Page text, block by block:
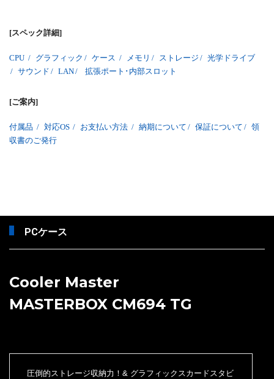
[スペック詳細]
CPU / グラフィック / ケース / メモリ / ストレージ / 光学ドライブ
/ サウンド / LAN/ 拡張ポート･内部スロット
[ご案内]
付属品 / 対応OS / お支払い方法 / 納期について / 保証について / 領
収書のご発行
PCケース
Cooler Master
MASTERBOX CM694 TG
圧倒的ストレージ収納力！& グラフィックスカードスタビ